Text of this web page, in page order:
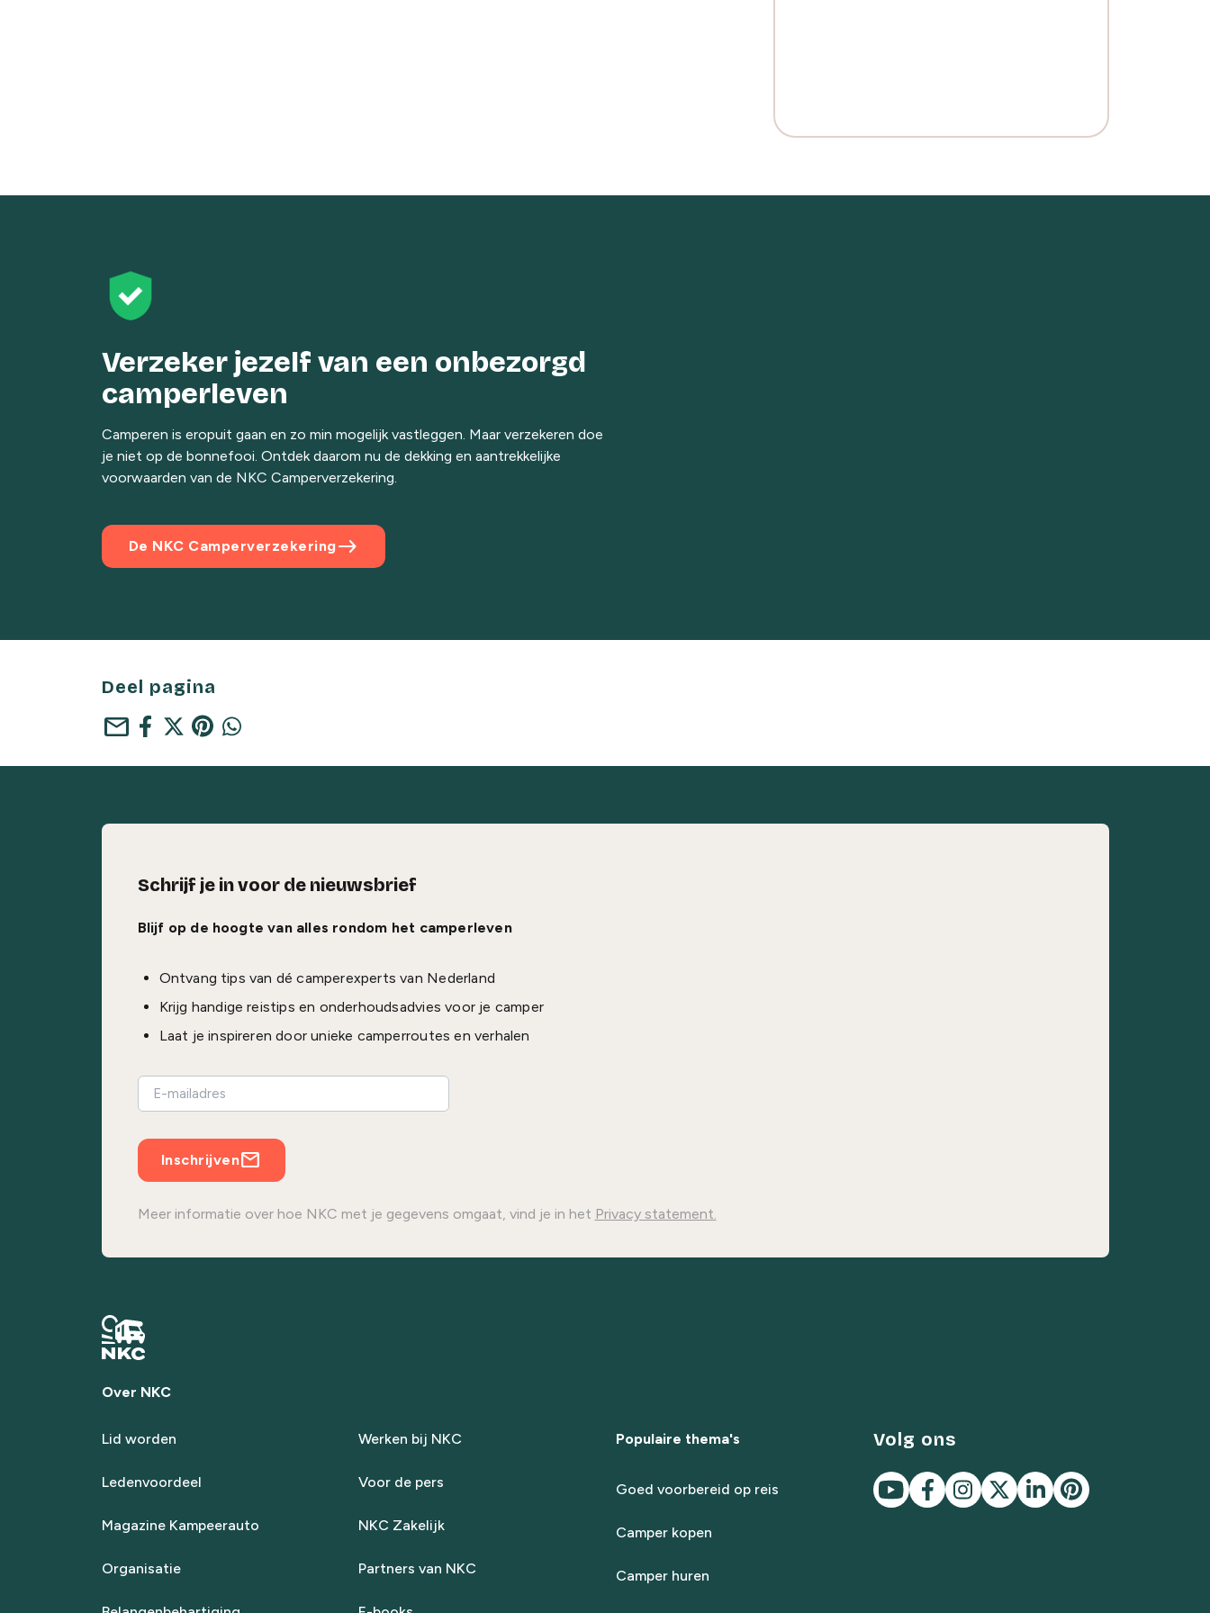
Verzeker jezelf van een onbezorgd
camperleven
Camperen is eropuit gaan en zo min mogelijk vastleggen. Maar verzekeren doe
je niet op de bonnefooi. Ontdek daarom nu de dekking en aantrekkelijke
voorwaarden van de NKC Camperverzekering.
east
De NKC Camperverzekering
Deel pagina
mail
Schrijf je in voor de nieuwsbrief
Blijf op de hoogte van alles rondom het camperleven
Ontvang tips van dé camperexperts van Nederland
Krijg handige reistips en onderhoudsadvies voor je camper
Laat je inspireren door unieke camperroutes en verhalen
Inschrijven
Meer informatie over hoe NKC met je gegevens omgaat, vind je in het Privacy statement.
Over NKC
Lid worden
Ledenvoordeel
Magazine Kampeerauto
Organisatie
Werken bij NKC
Voor de pers
NKC Zakelijk
Partners van NKC
Populaire thema's
Goed voorbereid op reis
Camper kopen
Camper huren
Volg ons